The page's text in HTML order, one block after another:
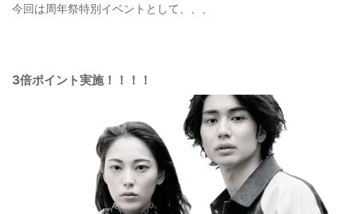
MENS : メンズ
新規会員登録
お買い物カゴ
今回は周年祭特別イベントとして、、、
3倍ポイント実施！！！！